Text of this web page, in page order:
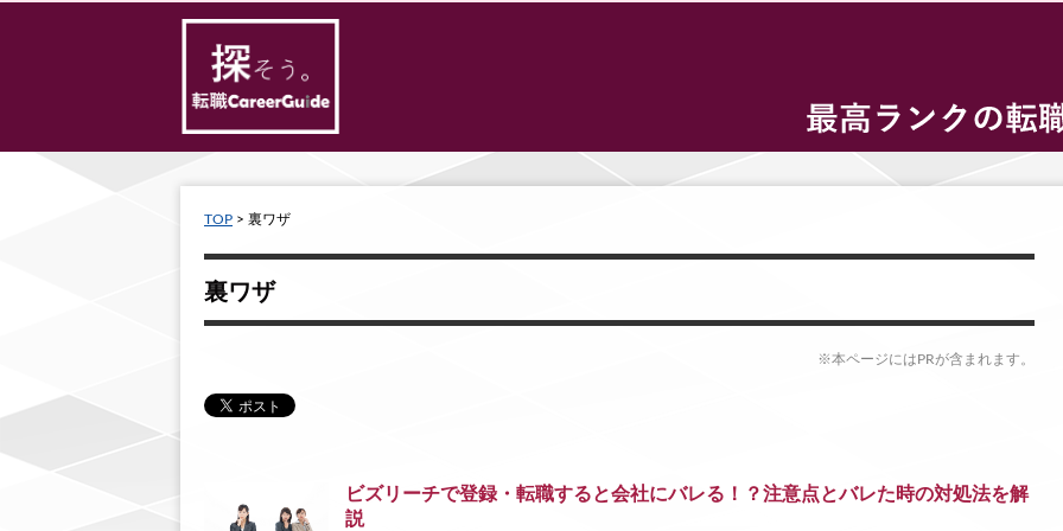
TOP > 裏ワザ
裏ワザ
※本ページにはPRが含まれます。
ビズリーチで登録・転職すると会社にバレる！？注意点とバレた時の対処法を解
説